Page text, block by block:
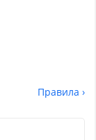
Правила ›